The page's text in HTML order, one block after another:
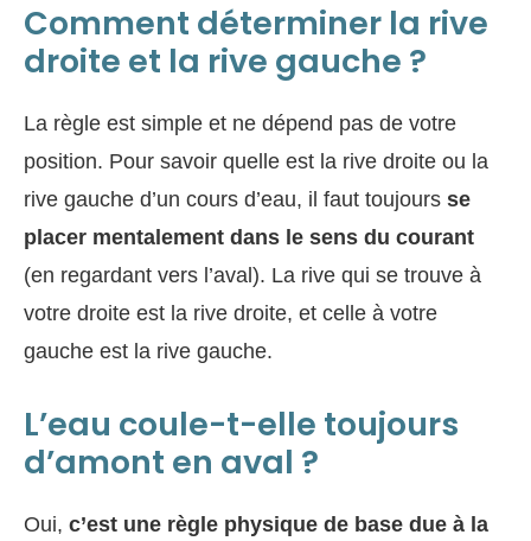
Comment déterminer la rive
droite et la rive gauche ?
La règle est simple et ne dépend pas de votre
position. Pour savoir quelle est la rive droite ou la
rive gauche d’un cours d’eau, il faut toujours se
placer mentalement dans le sens du courant
(en regardant vers l’aval). La rive qui se trouve à
votre droite est la rive droite, et celle à votre
gauche est la rive gauche.
L’eau coule-t-elle toujours
d’amont en aval ?
Oui, c’est une règle physique de base due à la